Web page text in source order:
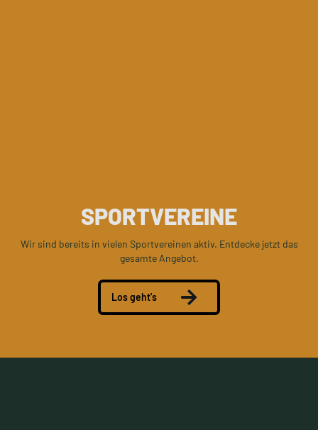
SPORTVEREINE
Wir sind bereits in vielen Sportvereinen aktiv. Entdecke jetzt das
gesamte Angebot.
Los geht's